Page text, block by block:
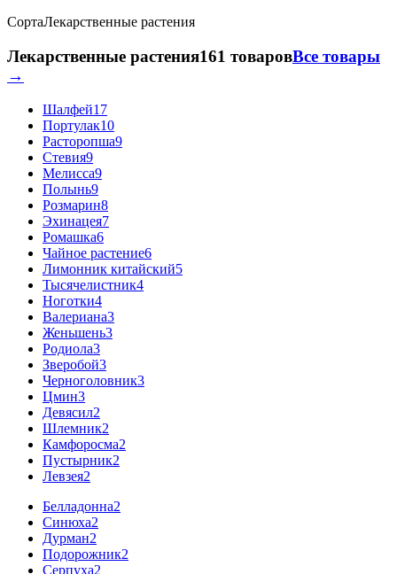
СортаЛекарственные растения
Лекарственные растения161 товаровВсе товары
→
Шалфей17
Портулак10
Расторопша9
Стевия9
Мелисса9
Полынь9
Розмарин8
Эхинацея7
Ромашка6
Чайное растение6
Лимонник китайский5
Тысячелистник4
Ноготки4
Валериана3
Женьшень3
Родиола3
Зверобой3
Черноголовник3
Цмин3
Девясил2
Шлемник2
Камфоросма2
Пустырник2
Левзея2
Белладонна2
Синюха2
Дурман2
Подорожник2
Серпуха2